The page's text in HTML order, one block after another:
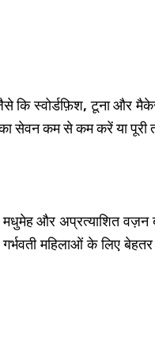
स्वोर्डफ़िश, टूना और
का सेवन कम से कम करें या
और अप्रत्याशित वज़न
महिलाओं के लिए बेहतर